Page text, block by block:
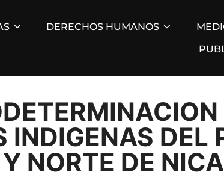
DERECHOS HUMANOS
INDIGENAS DEL
NORTE DE